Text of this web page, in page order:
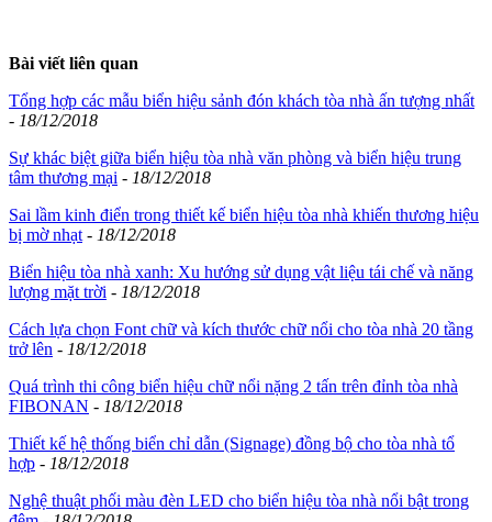
Bài viết liên quan
Tổng hợp các mẫu biển hiệu sảnh đón khách tòa nhà ấn tượng nhất
- 18/12/2018
Sự khác biệt giữa biển hiệu tòa nhà văn phòng và biển hiệu trung
tâm thương mại - 18/12/2018
Sai lầm kinh điển trong thiết kế biển hiệu tòa nhà khiến thương hiệu
bị mờ nhạt- 18/12/2018
Biển hiệu tòa nhà xanh: Xu hướng sử dụng vật liệu tái chế và năng
lượng mặt trời - 18/12/2018
Cách lựa chọn Font chữ và kích thước chữ nổi cho tòa nhà 20 tầng
trở lên - 18/12/2018
Quá trình thi công biển hiệu chữ nổi nặng 2 tấn trên đỉnh tòa nhà
FIBONAN - 18/12/2018
Thiết kế hệ thống biển chỉ dẫn (Signage) đồng bộ cho tòa nhà tổ
hợp - 18/12/2018
Nghệ thuật phối màu đèn LED cho biển hiệu tòa nhà nổi bật trong